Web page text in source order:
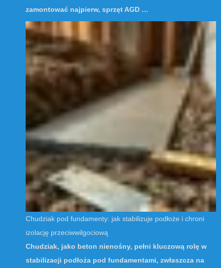
zamontować najpierw, sprzęt AGD …
Chudziak pod fundamenty: jak stabilizuje podłoże i chroni
izolację przeciwwilgociową
Chudziak, jako beton nienośny, pełni kluczową rolę w
stabilizacji podłoża pod fundamentami, zwłaszcza na